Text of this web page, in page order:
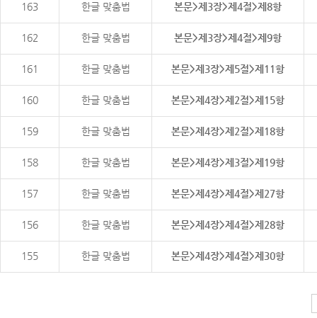
163 한글 맞춤법 본문>제3장>제4절>제8항
162 한글 맞춤법 본문>제3장>제4절>제9항
161 한글 맞춤법 본문>제3장>제5절>제11항
160 한글 맞춤법 본문>제4장>제2절>제15항
159 한글 맞춤법 본문>제4장>제2절>제18항
158 한글 맞춤법 본문>제4장>제3절>제19항
157 한글 맞춤법 본문>제4장>제4절>제27항
156 한글 맞춤법 본문>제4장>제4절>제28항
155 한글 맞춤법 본문>제4장>제4절>제30항